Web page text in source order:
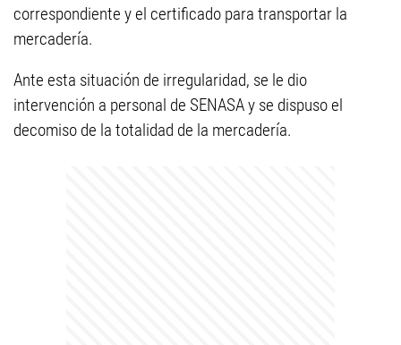
correspondiente y el certificado para transportar la
mercadería.
Ante esta situación de irregularidad, se le dio
intervención a personal de SENASA y se dispuso el
decomiso de la totalidad de la mercadería.